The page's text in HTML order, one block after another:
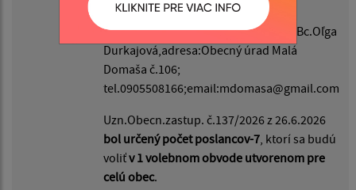
Zapisovateľ miestnej voleb.komisie
: Bc.Oľga
Durkajová,adresa:Obecný úrad Malá
Domaša č.106;
tel.0905508166;email:mdomasa@gmail.com
Uzn.Obecn.zastup. č.137/2026 z 26.6.2026
bol určený počet poslancov-7 , ktorí sa budú
voliťv 1 volebnom obvode utvorenom pre
celú obec.